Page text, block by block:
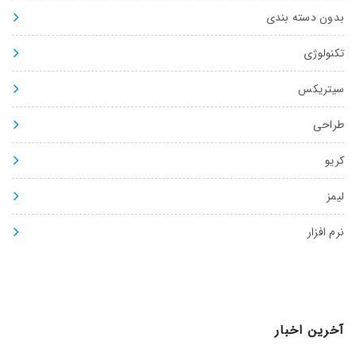
بدون دسته بندی
تکنولوژی
سیتریکس
طراحی
کریو
لیمز
نرم افزار
آخرین اخبار